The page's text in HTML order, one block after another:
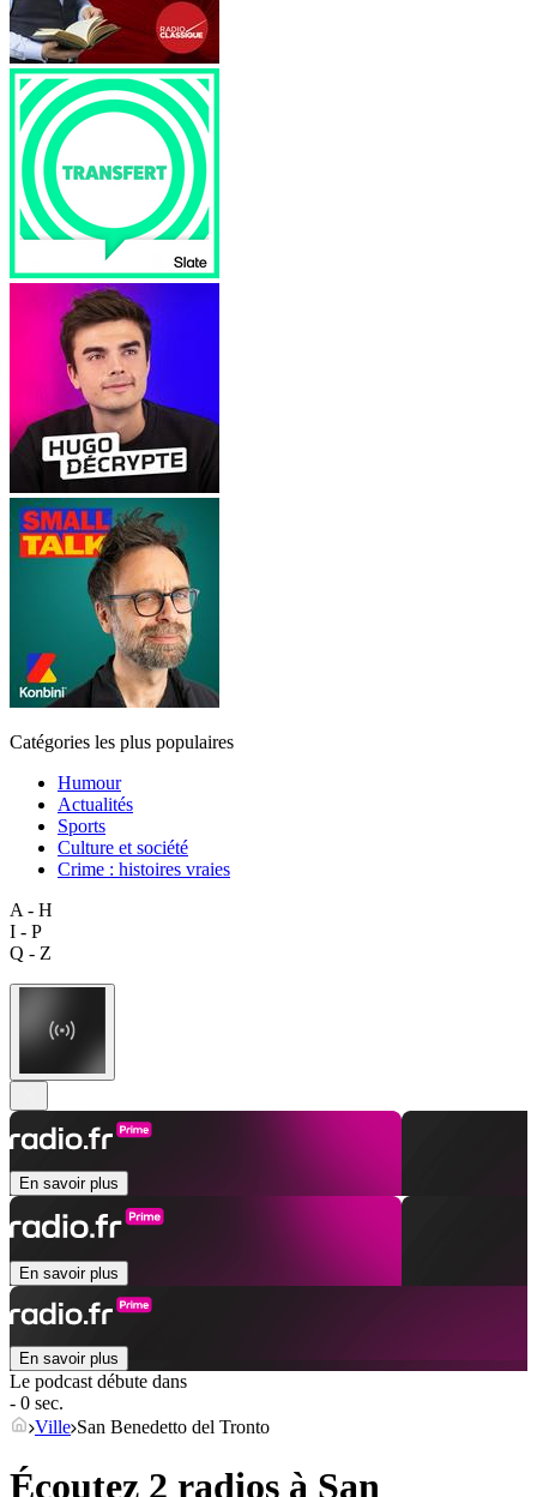
Catégories les plus populaires
Humour
Actualités
Sports
Culture et société
Crime : histoires vraies
A - H
I - P
Q - Z
En savoir plus
En savoir plus
En savoir plus
Le podcast débute dans
- 0 sec.
Ville San Benedetto del Tronto
Écoutez 2 radios à San